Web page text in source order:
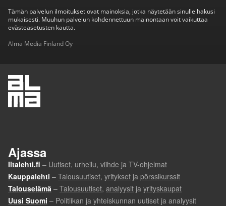
Tämän palvelun ilmoitukset ovat mainoksia, jotka näytetään sinulle hakusi
mukaisesti. Muuhun palvelun kohdennettuun mainontaan voit vaikuttaa
evästeasetusten kautta.
Alma Media Finland Oy